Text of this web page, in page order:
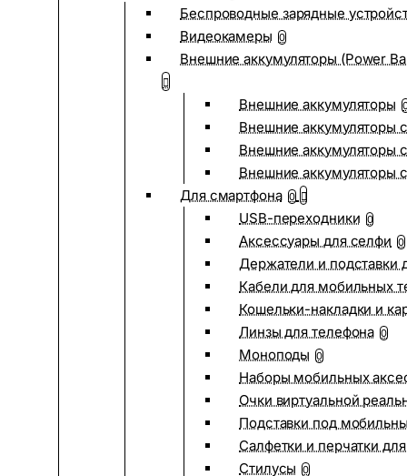
Беспроводные зарядные
Видеокамеры 0
Внешние аккумуляторы (Power
Внешние аккумуляторы
Внешние аккумуляторы
Внешние аккумуляторы
Внешние аккумуляторы
Для смартфона 0
USB-переходники 0
Аксессуары для селфи 0
Держатели и подставки
Кабели для мобильных
Кошельки-накладки и
Линзы для телефона 0
Моноподы 0
Наборы мобильных
Очки виртуальной
Подставки под
Салфетки и перчатки
Стилусы 0